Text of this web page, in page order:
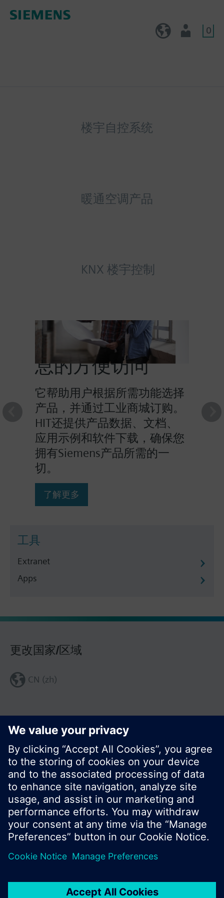
0
楼宇自控系统
暖通空调产品
KNX 楼宇控制
HIT提供对产品信
息的方便访问
它帮助用户根据所需功能选择
产品，并通过工业商城订购。
HIT还提供产品数据、文档、
应用示例和软件下载，确保您
拥有Siemens产品所需的一
切。
了解更多
工具
Extranet
Apps
更改国家/区域
CN (zh)